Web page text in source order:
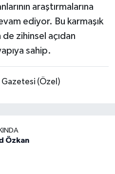
araştırmalarına
ediyor. Bu karmaşık
zihinsel açıdan
sahip.
Gazetesi (Özel)
Özkan